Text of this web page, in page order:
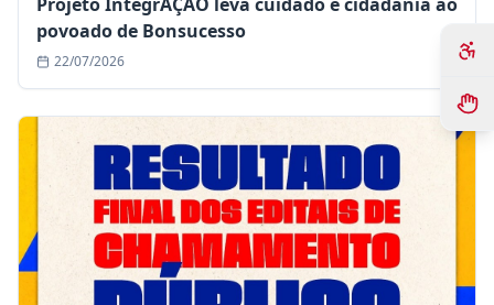
povoado de Bonsucesso
22/07/2026